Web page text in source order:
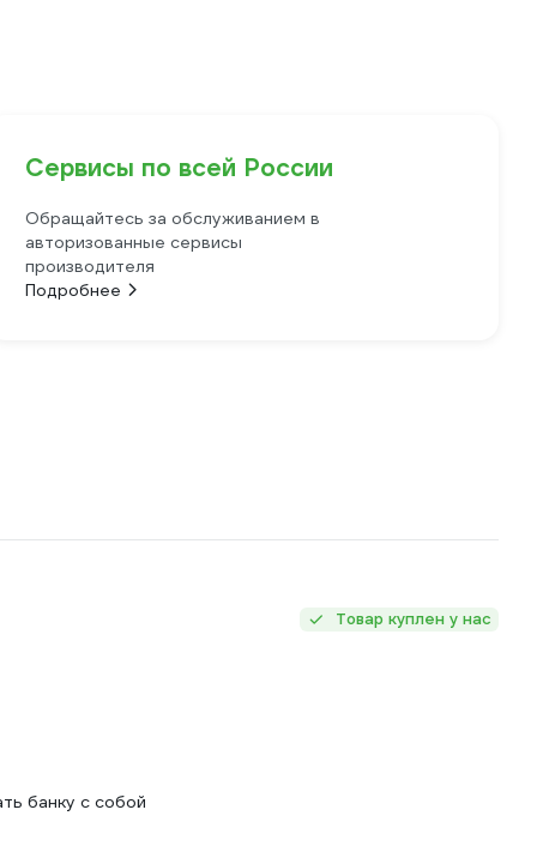
Сервисы по всей России
Обращайтесь за обслуживанием в
авторизованные сервисы
производителя
Подробнее
Товар куплен у нас
банку с собой